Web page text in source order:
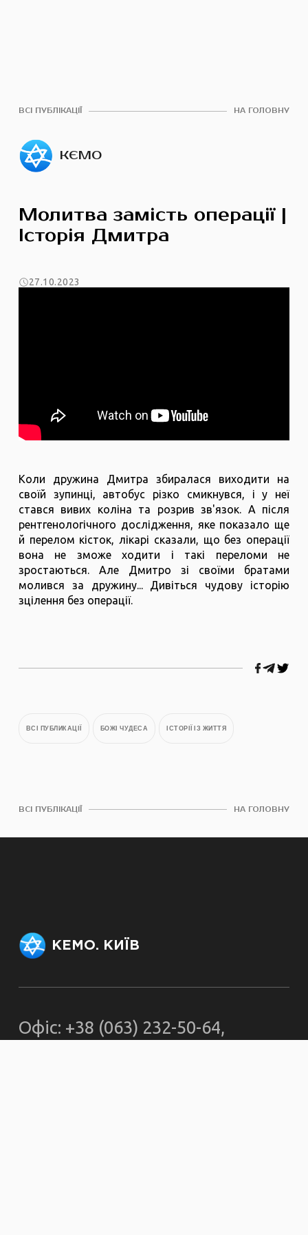
ВСІ ПУБЛІКАЦІЇ НА ГОЛОВНУ
Молитва замість операції |
Історія Дмитра
КЄМО
27.10.2023
Коли дружина Дмитра збиралася виходити на
своїй зупинці, автобус різко смикнувся, і у неї
стався вивих коліна та розрив зв'язок. А після
рентгенологічного дослідження, яке показало ще
й перелом кісток, лікарі сказали, що без операції
вона не зможе ходити і такі переломи не
зростаються. Але Дмитро зі своїми братами
молився за дружину... Дивіться чудову історію
зцілення без операції.
ВСІ ПУБЛИКАЦІЇ БОЖІ ЧУДЕСА ІСТОРІЇ ІЗ ЖИТТЯ
ВСІ ПУБЛІКАЦІЇ НА ГОЛОВНУ
КЕМО. КИЇВ
Офіс: +38 (063) 232-50-64,